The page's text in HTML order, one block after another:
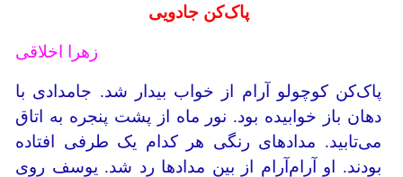
پاک‌کن جادویی
زهرا اخلاقی
پاک‌کن کوچولو آرام از خواب بیدار شد. جامدادی با
دهان باز خوابیده بود. نور ماه از پشت پنجره به اتاق
می‌تابید. مدادهای‌ رنگی هر کدام یک طرفی افتاده
بودند. او آرام‌آرام از بین مدادها رد شد. یوسف روی